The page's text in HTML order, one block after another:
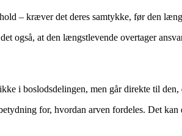
– kræver det deres samtykke, før den
også, at den længstlevende overtager
i boslodsdelingen, men går direkte til den,
for, hvordan arven fordeles. Det